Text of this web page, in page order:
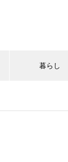
暮らし